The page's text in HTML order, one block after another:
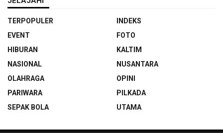
TERPOPULER
INDEKS
EVENT
FOTO
HIBURAN
KALTIM
NASIONAL
NUSANTARA
OLAHRAGA
OPINI
PARIWARA
PILKADA
SEPAK BOLA
UTAMA